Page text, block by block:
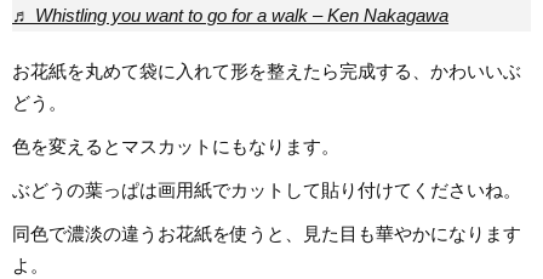
♬ Whistling you want to go for a walk – Ken Nakagawa
お花紙を丸めて袋に入れて形を整えたら完成する、かわいいぶ
どう。
色を変えるとマスカットにもなります。
ぶどうの葉っぱは画用紙でカットして貼り付けてくださいね。
同色で濃淡の違うお花紙を使うと、見た目も華やかになります
よ。